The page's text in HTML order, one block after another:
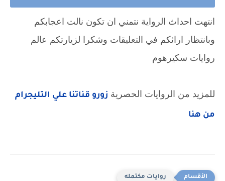
انتهت احداث الرواية نتمني ان تكون نالت اعجابكم
وبانتظار ارائكم في التعليقات وشكرا لزيارتكم عالم
روايات سكيرهوم
للمزيد من الروايات الحصرية زورو قناتنا علي التليجرام
من هنا
روايات مكتمله